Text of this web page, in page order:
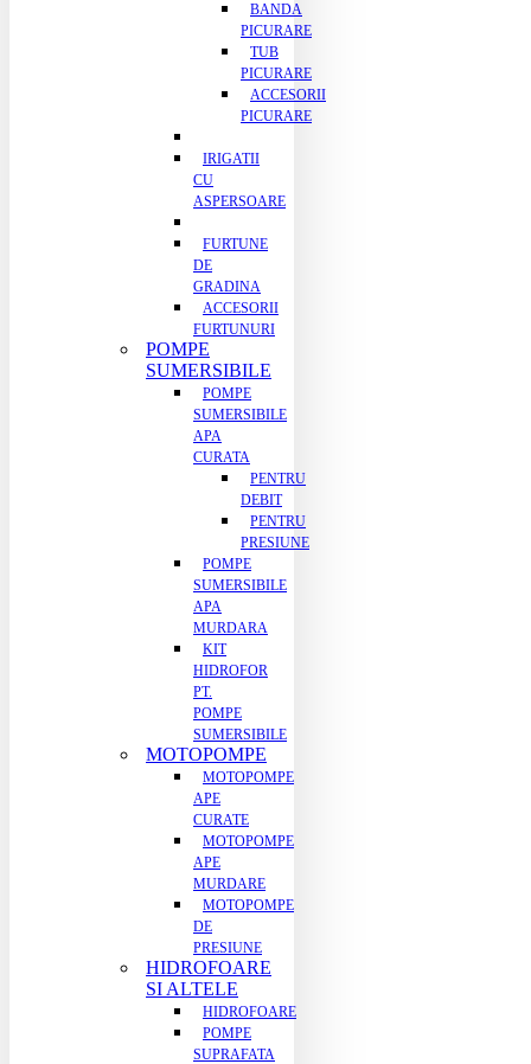
BANDA
PICURARE
TUB
PICURARE
ACCESORII
PICURARE
IRIGATII
CU
ASPERSOARE
FURTUNE
DE
GRADINA
ACCESORII
FURTUNURI
POMPE
SUMERSIBILE
POMPE
SUMERSIBILE
APA
CURATA
PENTRU
DEBIT
PENTRU
PRESIUNE
POMPE
SUMERSIBILE
APA
MURDARA
KIT
HIDROFOR
PT.
POMPE
SUMERSIBILE
MOTOPOMPE
MOTOPOMPE
APE
CURATE
MOTOPOMPE
APE
MURDARE
MOTOPOMPE
DE
PRESIUNE
HIDROFOARE
SI ALTELE
HIDROFOARE
POMPE
SUPRAFATA